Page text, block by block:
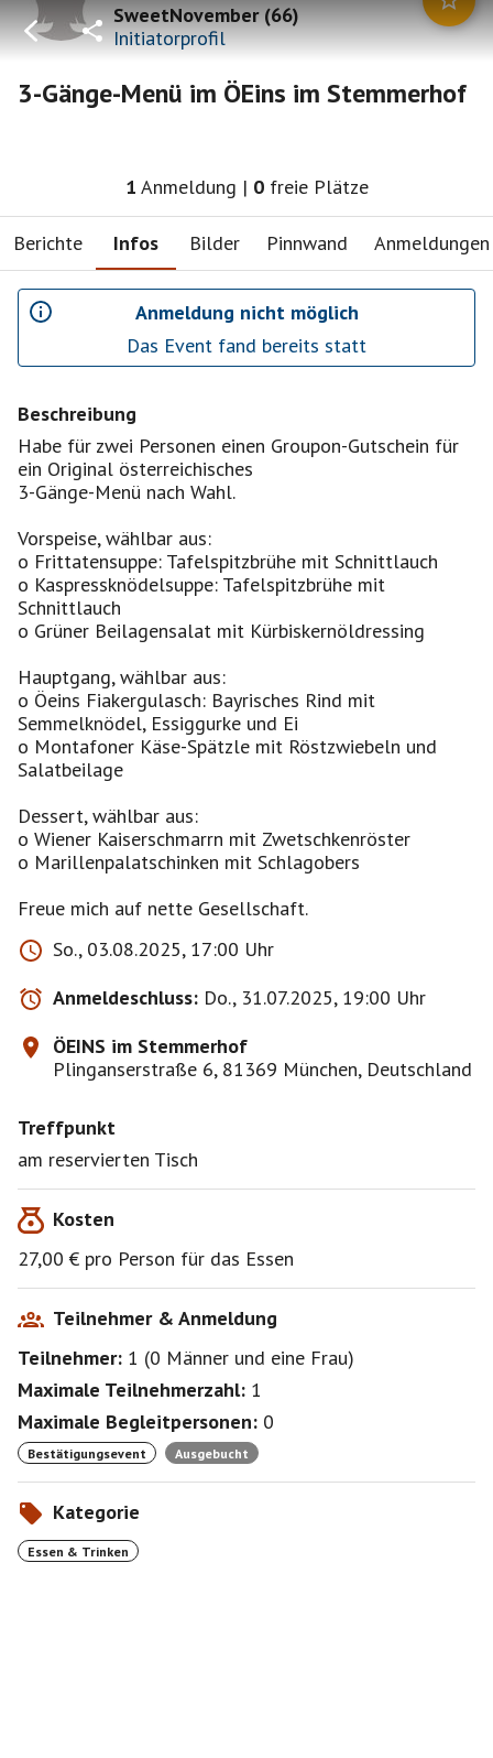
SweetNovember(66)
Initiatorprofil
3-Gänge-Menü im ÖEins im Stemmerhof
1 Anmeldung | 0 freie Plätze
Berichte Infos Bilder Pinnwand Anmeldungen
Anmeldung nicht möglich
Das Event fand bereits statt
Beschreibung
Habe für zwei Personen einen Groupon-Gutschein für
ein Original österreichisches
3-Gänge-Menü nach Wahl.
Vorspeise, wählbar aus:
o Frittatensuppe: Tafelspitzbrühe mit Schnittlauch
o Kaspressknödelsuppe: Tafelspitzbrühe mit
Schnittlauch
o Grüner Beilagensalat mit Kürbiskernöldressing
Hauptgang, wählbar aus:
o Öeins Fiakergulasch: Bayrisches Rind mit
Semmelknödel, Essiggurke und Ei
o Montafoner Käse-Spätzle mit Röstzwiebeln und
Salatbeilage
Dessert, wählbar aus:
o Wiener Kaiserschmarrn mit Zwetschkenröster
o Marillenpalatschinken mit Schlagobers
Freue mich auf nette Gesellschaft.
So., 03.08.2025, 17:00 Uhr
Anmeldeschluss: Do., 31.07.2025, 19:00 Uhr
ÖEINS im Stemmerhof
Plinganserstraße 6, 81369 München, Deutschland
Treffpunkt
am reservierten Tisch
Kosten
27,00 € pro Person für das Essen
Teilnehmer & Anmeldung
Teilnehmer: 1 (0 Männer und eine Frau)
Maximale Teilnehmerzahl: 1
Maximale Begleitpersonen: 0
Bestätigungsevent Ausgebucht
Kategorie
Essen & Trinken